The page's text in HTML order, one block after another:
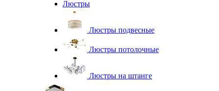
Люстры
Люстры подвесные
Люстры потолочные
Люстры на штанге